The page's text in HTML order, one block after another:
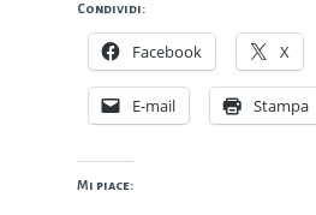
Condividi:
Facebook X
E-mail Stampa
Mi piace: